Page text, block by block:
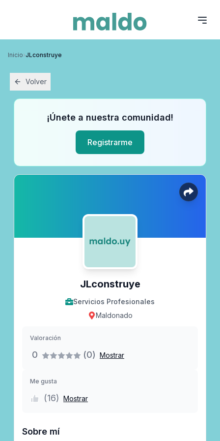
Inicio›JLconstruye
Volver
¡Únete a nuestra comunidad!
Registrarme
JLconstruye
Servicios Profesionales
Maldonado
Valoración
0 (0) Mostrar
Me gusta
(16) Mostrar
Sobre mí